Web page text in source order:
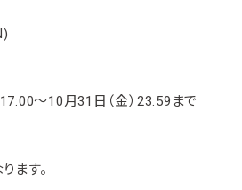
～10月31日（金）23:59まで
ます。